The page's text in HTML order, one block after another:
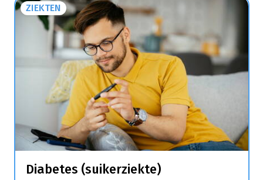
ZIEKTEN
Diabetes (suikerziekte)